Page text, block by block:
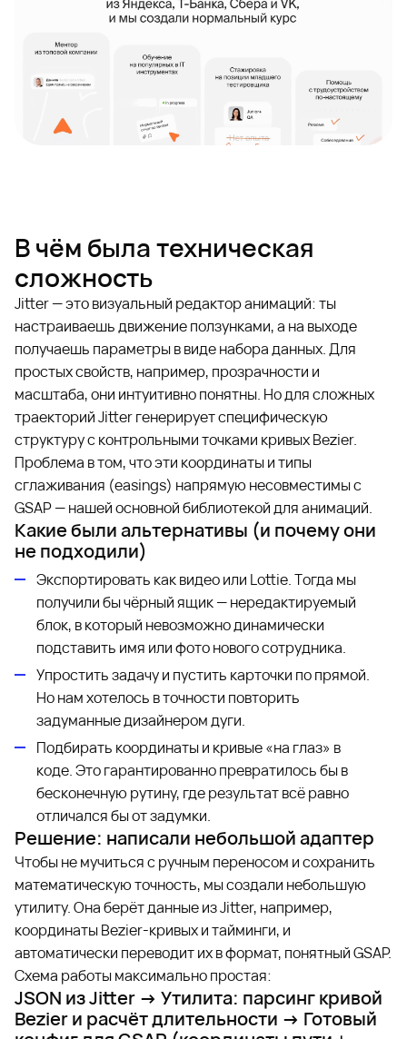
В чём была техническая
сложность
Jitter — это визуальный редактор анимаций: ты
настраиваешь движение ползунками, а на выходе
получаешь параметры в виде набора данных. Для
простых свойств, например, прозрачности и
масштаба, они интуитивно понятны. Но для сложных
траекторий Jitter генерирует специфическую
структуру с контрольными точками кривых Bezier.
Проблема в том, что эти координаты и типы
сглаживания (easings) напрямую несовместимы с
GSAP — нашей основной библиотекой для анимаций.
Какие были альтернативы (и почему они
не подходили)
Экспортировать как видео или Lottie. Тогда мы
получили бы чёрный ящик — нередактируемый
блок, в который невозможно динамически
подставить имя или фото нового сотрудника.
Упростить задачу и пустить карточки по прямой.
Но нам хотелось в точности повторить
задуманные дизайнером дуги.
Подбирать координаты и кривые «на глаз» в
коде. Это гарантированно превратилось бы в
бесконечную рутину, где результат всё равно
отличался бы от задумки.
Решение: написали небольшой адаптер
Чтобы не мучиться с ручным переносом и сохранить
математическую точность, мы создали небольшую
утилиту. Она берёт данные из Jitter, например,
координаты Bezier-кривых и тайминги, и
автоматически переводит их в формат, понятный GSAP.
Схема работы максимально простая:
JSON из Jitter → Утилита: парсинг кривой
Bezier и расчёт длительности → Готовый